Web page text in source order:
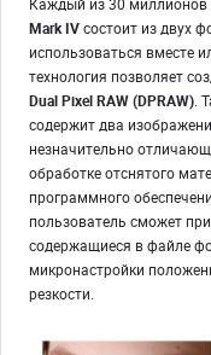
Каждый из 30 миллионов
Mark IVсостоит из двух
использоваться вместе
технология позволяет
Dual Pixel RAW (DPRAW).
содержит два
незначительно
обработке отснятого
программного
пользователь сможет
содержащиеся в файле
микронастройки
резкости.